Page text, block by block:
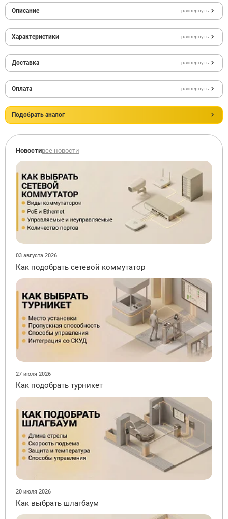
Описание развернуть
Характеристики развернуть
Доставка развернуть
Оплата развернуть
Подобрать аналог
Новостивсе новости
03 августа 2026
Как подобрать сетевой коммутатор
27 июля 2026
Как подобрать турникет
20 июля 2026
Как выбрать шлагбаум